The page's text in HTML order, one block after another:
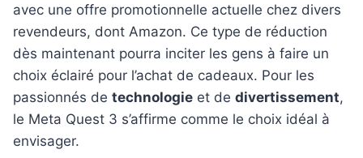
avec une offre promotionnelle actuelle chez divers
revendeurs, dont Amazon. Ce type de réduction
dès maintenant pourra inciter les gens à faire un
choix éclairé pour l’achat de cadeaux. Pour les
passionnés de technologie et de divertissement,
le Meta Quest 3 s’affirme comme le choix idéal à
envisager.